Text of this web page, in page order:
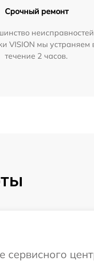
Срочный ремонт
неисправностей
VISION мы устраняем
течение 2 часов.
сервисного